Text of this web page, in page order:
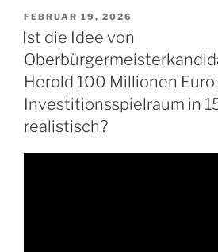
VERÖFFENTLICHT
AM
FEBRUAR 19, 2026
Ist die Idee von
Herold 100 Millionen
Investitionsspielraum in
realistisch?